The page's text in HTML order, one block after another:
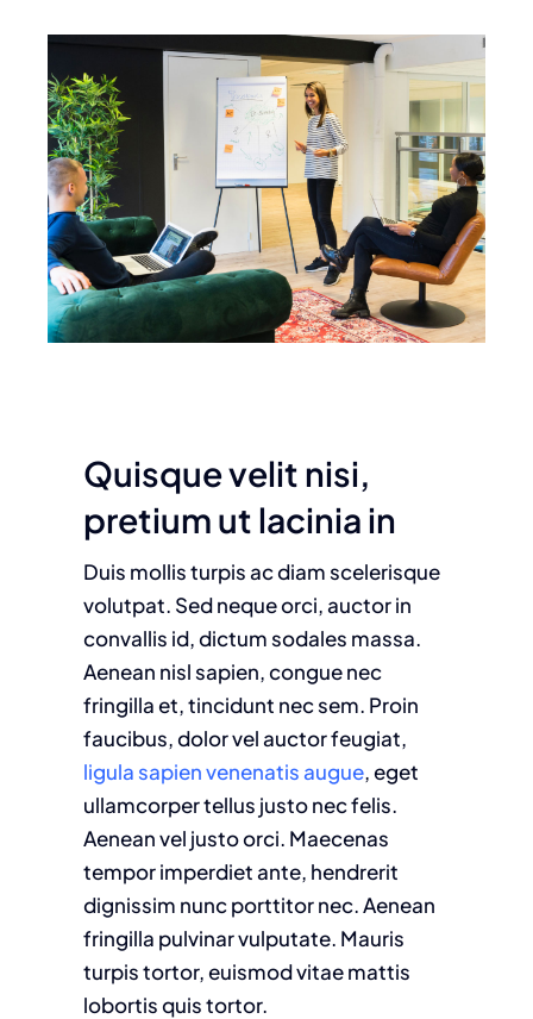
Quisque velit nisi,
pretium ut lacinia in
Duis mollis turpis ac diam scelerisque
volutpat. Sed neque orci, auctor in
convallis id, dictum sodales massa.
Aenean nisl sapien, congue nec
fringilla et, tincidunt nec sem. Proin
faucibus, dolor vel auctor feugiat,
ligula sapien venenatis augue, eget
ullamcorper tellus justo nec felis.
Aenean vel justo orci. Maecenas
tempor imperdiet ante, hendrerit
dignissim nunc porttitor nec. Aenean
fringilla pulvinar vulputate. Mauris
turpis tortor, euismod vitae mattis
lobortis quis tortor.